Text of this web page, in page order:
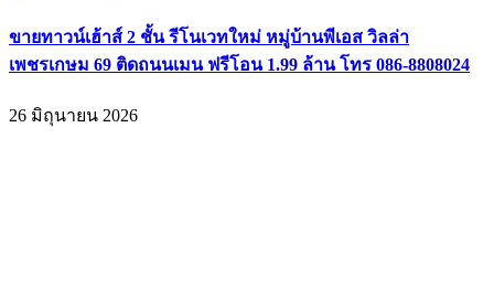
ขายทาวน์เฮ้าส์ 2 ชั้น รีโนเวทใหม่ หมู่บ้านพีเอส วิลล่า
เพชรเกษม 69 ติดถนนเมน ฟรีโอน 1.99 ล้าน โทร 086-8808024
26 มิถุนายน 2026